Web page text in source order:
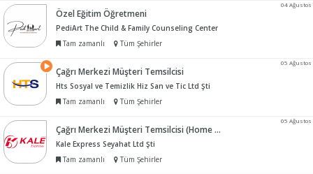
04 Ağustos
Özel Eğitim Öğretmeni
PediArt The Child & Family Counseling Center
Tam zamanlı
Tüm Şehirler
05 Ağustos
Çağrı Merkezi Müşteri Temsilcisi
Hts Sosyal ve Temizlik Hiz San ve Tic Ltd Şti
Tam zamanlı
Tüm Şehirler
05 Ağustos
Çağrı Merkezi Müşteri Temsilcisi (Home Office)
Kale Express Seyahat Ltd Şti
Tam zamanlı
Tüm Şehirler